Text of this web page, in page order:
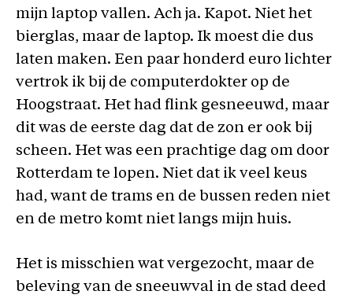
mijn laptop vallen. Ach ja. Kapot. Niet het
bierglas, maar de laptop. Ik moest die dus
laten maken. Een paar honderd euro lichter
vertrok ik bij de computerdokter op de
Hoogstraat. Het had flink gesneeuwd, maar
dit was de eerste dag dat de zon er ook bij
scheen. Het was een prachtige dag om door
Rotterdam te lopen. Niet dat ik veel keus
had, want de trams en de bussen reden niet
en de metro komt niet langs mijn huis.
Het is misschien wat vergezocht, maar de
beleving van de sneeuwval in de stad deed